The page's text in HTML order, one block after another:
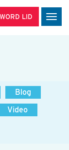
WORD LID
Blog
Video